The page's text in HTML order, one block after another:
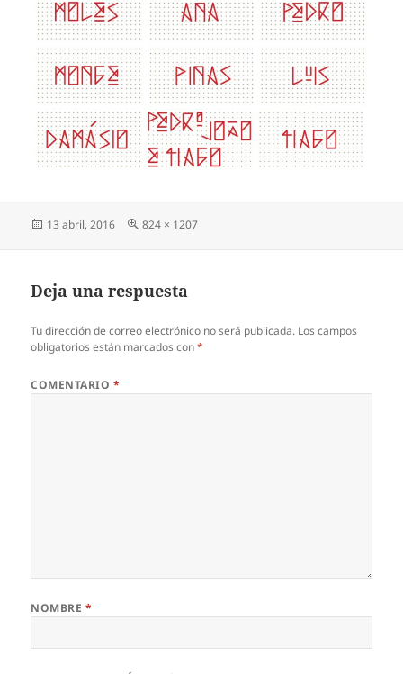
Publicado
13 abril, 2016
Tamaño
824 × 1207
Deja una respuesta
Tu dirección de correo electrónico no será publicada. Los campos
obligatorios están marcados con*
COMENTARIO *
NOMBRE *